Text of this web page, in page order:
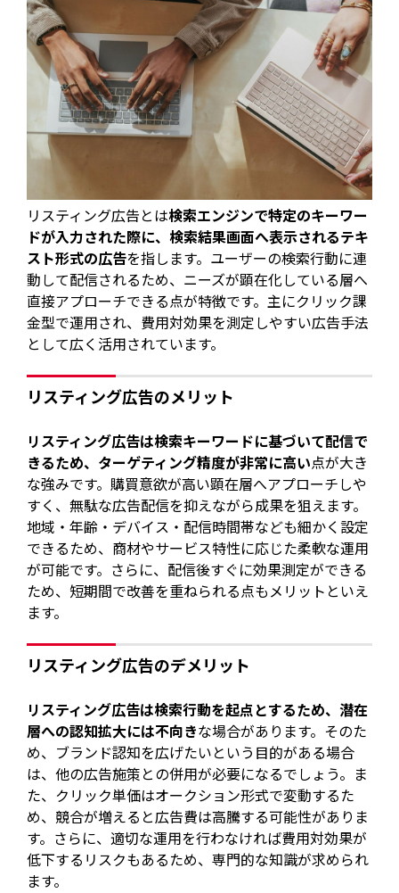
リスティング広告とは検索エンジンで特定のキーワー
ドが入力された際に、検索結果画面へ表示されるテキ
スト形式の広告を指します。ユーザーの検索行動に連
動して配信されるため、ニーズが顕在化している層へ
直接アプローチできる点が特徴です。主にクリック課
金型で運用され、費用対効果を測定しやすい広告手法
として広く活用されています。
リスティング広告のメリット
リスティング広告は検索キーワードに基づいて配信で
きるため、ターゲティング精度が非常に高い点が大き
な強みです。購買意欲が高い顕在層へアプローチしや
すく、無駄な広告配信を抑えながら成果を狙えます。
地域・年齢・デバイス・配信時間帯なども細かく設定
できるため、商材やサービス特性に応じた柔軟な運用
が可能です。さらに、配信後すぐに効果測定ができる
ため、短期間で改善を重ねられる点もメリットといえ
ます。
リスティング広告のデメリット
リスティング広告は検索行動を起点とするため、潜在
層への認知拡大には不向きな場合があります。そのた
め、ブランド認知を広げたいという目的がある場合
は、他の広告施策との併用が必要になるでしょう。ま
た、クリック単価はオークション形式で変動するた
め、競合が増えると広告費は高騰する可能性がありま
す。さらに、適切な運用を行わなければ費用対効果が
低下するリスクもあるため、専門的な知識が求められ
ます。